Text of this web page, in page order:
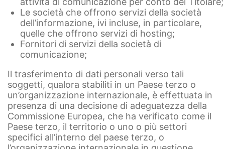
Le società che offrono servizi della società
dell’informazione, ivi incluse, in particolare,
quelle che offrono servizi di hosting;
Fornitori di servizi della società di
comunicazione;
Il trasferimento di dati personali verso tali
soggetti, qualora stabiliti in un Paese terzo o
un’organizzazione internazionale, è effettuata in
presenza di una decisione di adeguatezza della
Commissione Europea, che ha verificato come il
Paese terzo, il territorio o uno o più settori
specifici all’interno del paese terzo, o